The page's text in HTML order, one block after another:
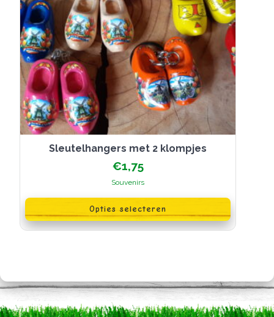
Sleutelhangers met 2 klompjes
€1,75
Souvenirs
Opties selecteren
product
heeft
meerdere
variaties.
worden
op
de
productpagina